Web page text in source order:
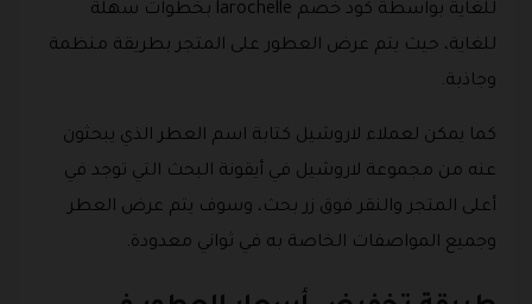
للغاية بواسطة كود خصم larochelle بخطوات سهلة
للغاية، حيث يتم عرض العطور على المتجر بطريقة منظمة
وجاذبة.
كما يمكن لعملاء لاروشيل كتابة اسم العطر الذي يبحثون
عنه من مجموعة لاروشيل في أيقونة البحث التي توجد في
أعلى المتجر والنقر فوق زر بحث، وسوف يتم عرض العطر
وجميع المواصفات الخاصة به في ثواني معدودة.